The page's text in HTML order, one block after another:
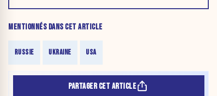
MENTIONNÉS DANS CET ARTICLE
RUSSIE UKRAINE USA
PARTAGER CET ARTICLE